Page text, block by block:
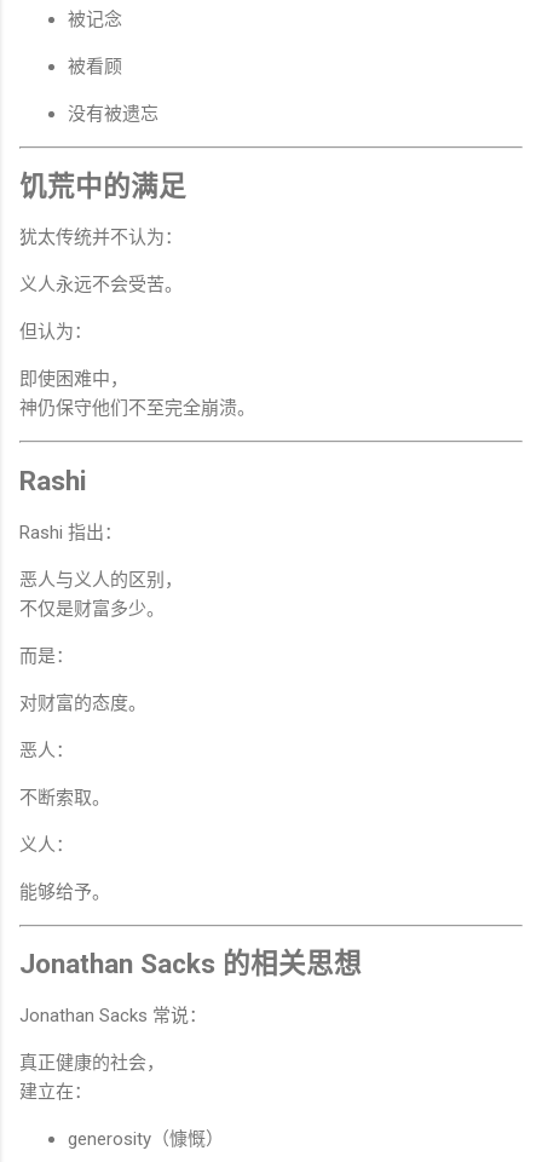
被记念
被看顾
没有被遗忘
饥荒中的满足
犹太传统并不认为：
义人永远不会受苦。
但认为：
即使困难中，
神仍保守他们不至完全崩溃。
Rashi
Rashi 指出：
恶人与义人的区别，
不仅是财富多少。
而是：
对财富的态度。
恶人：
不断索取。
义人：
能够给予。
Jonathan Sacks 的相关思想
Jonathan Sacks 常说：
真正健康的社会，
建立在：
generosity（慷慨）